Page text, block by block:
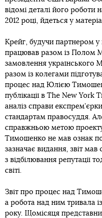
відомі деталі його роботи
2012 році, йдеться у
Крейг, будучи партнером у
працював разом із Полом
замовлення українського
разом із колегами
процес над Юлією
публікації в The New York
аналіз справи
стандартам правосуддя.
справжньою метою
Тимошенко не мав ознак
зазначає видання, звіт
з відбілювання репутації
світі.
Звіт про процес над
а робота над ним тривала
року. Щомісяця